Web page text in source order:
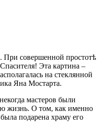
При совершенной простотѣ
Эта картина –
на стеклянной
Яна Мостарта.
мастеров были
жизнь. О том, как именно
подарена храму его